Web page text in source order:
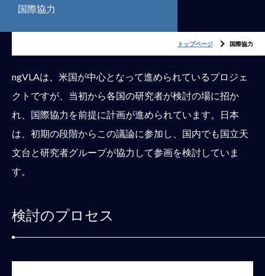
国際協力
トップページ 国際協力
ngVLAは、米国が中心となって進められているプロジェ
クトですが、当初から各国の研究者が検討の場に招か
れ、国際協力を前提に計画が進められています。日本
は、初期の段階からこの議論に参加し、国内でも国立天
文台と研究者グループが協力して参画を検討していま
す。
検討のプロセス